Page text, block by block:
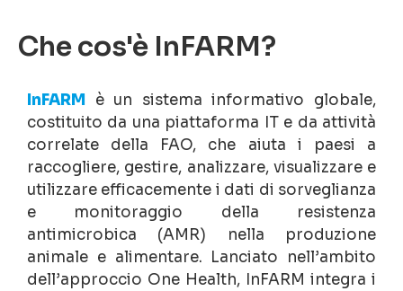
Che cos'è InFARM?
InFARM è un sistema informativo globale,
costituito da una piattaforma IT e da attività
correlate della FAO, che aiuta i paesi a
raccogliere, gestire, analizzare, visualizzare e
utilizzare efficacemente i dati di sorveglianza
e monitoraggio della resistenza
antimicrobica (AMR) nella produzione
animale e alimentare. Lanciato nell’ambito
dell’approccio One Health, InFARM integra i